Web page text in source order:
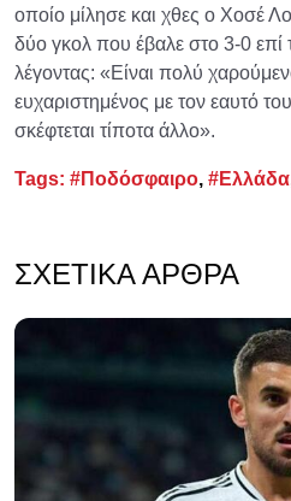
οποίο μίλησε και χθες ο Χοσέ
δύο γκολ που έβαλε στο 3-0
λέγοντας: «Είναι πολύ
ευχαριστημένος με τον εαυτό
σκέφτεται τίποτα άλλο».
Tags: #Ποδόσφαιρο, #Ελλάδα
ΣΧΕΤΙΚΆ ΆΡΘΡΑ